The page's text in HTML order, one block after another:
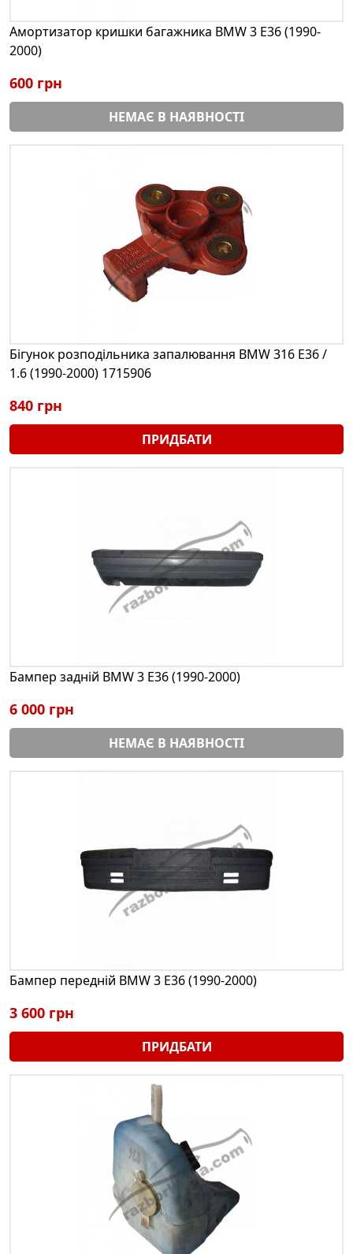
Амортизатор кришки багажника BMW 3 E36 (1990-
2000)
600 грн
НЕМАЄ В НАЯВНОСТІ
Бігунок розподільника запалювання BMW 316 E36 /
1.6 (1990-2000) 1715906
840 грн
ПРИДБАТИ
Бампер задній BMW 3 E36 (1990-2000)
6 000 грн
НЕМАЄ В НАЯВНОСТІ
Бампер передній BMW 3 E36 (1990-2000)
3 600 грн
ПРИДБАТИ